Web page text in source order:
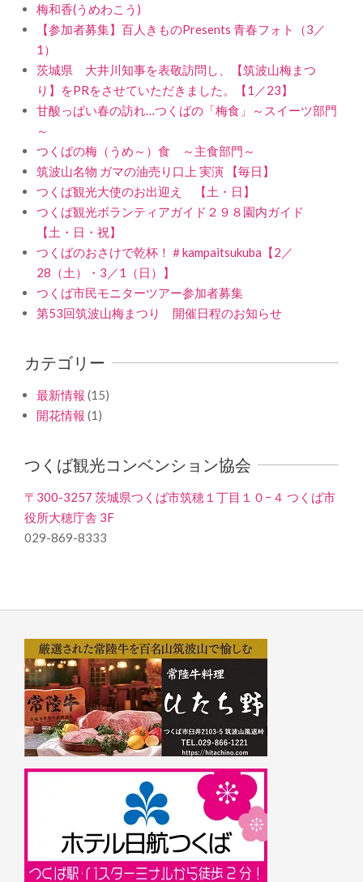
梅和香(うめわこう)
【参加者募集】百人きものPresents 青春フォト（3／
1）
茨城県 大井川知事を表敬訪問し、【筑波山梅まつ
り】をPRをさせていただきました。【1／23】
甘酸っぱい春の訪れ…つくばの「梅食」～スイーツ部門
～
つくばの梅（うめ～）食 ～主食部門～
筑波山名物 ガマの油売り口上 実演 【毎日】
つくば観光大使のお出迎え 【土・日】
つくば観光ボランティアガイド２９８園内ガイド
【土・日・祝】
つくばのおさけで乾杯！＃kampaitsukuba【2／
28（土）・3／1（日）】
つくば市民モニターツアー参加者募集
第53回筑波山梅まつり 開催日程のお知らせ
カテゴリー
最新情報 (15)
開花情報 (1)
つくば観光コンベンション協会
〒300-3257 茨城県つくば市筑穂１丁目１０−４ つくば市
役所大穂庁舎 3F
029-869-8333